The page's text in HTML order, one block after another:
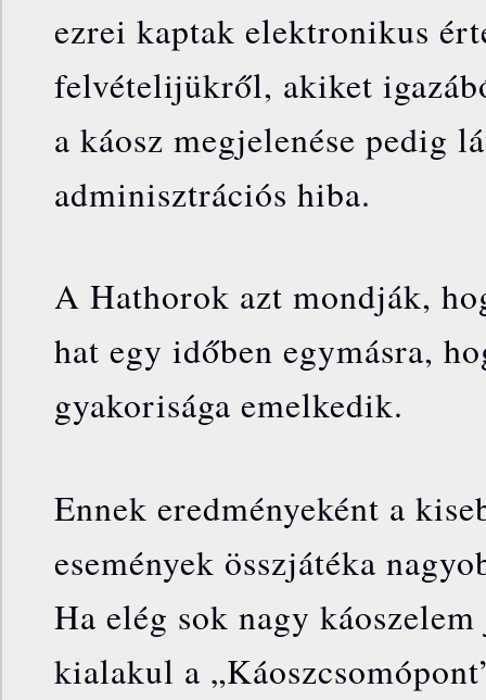
ezrei kaptak elektronikus
felvételijükről, akiket
a káosz megjelenése pedig
adminisztrációs hiba.
A Hathorok azt mondják,
hat egy időben egymásra,
gyakorisága emelkedik.
Ennek eredményeként a
események összjátéka
Ha elég sok nagy
kialakul a